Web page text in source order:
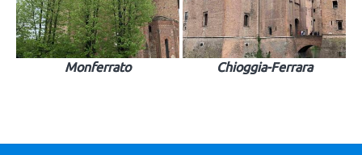
Monferrato Chioggia-Ferrara